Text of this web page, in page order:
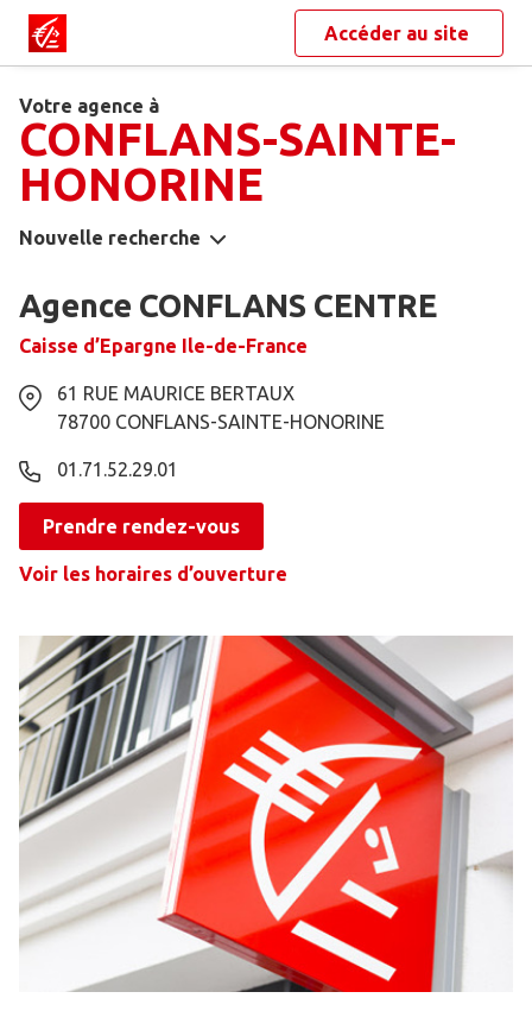
Accéder au site
Votre agence à
CONFLANS-SAINTE-
HONORINE
Nouvelle recherche
Agence CONFLANS CENTRE
Caisse d’Epargne Ile-de-France
61 RUE MAURICE BERTAUX
78700 CONFLANS-SAINTE-HONORINE
01.71.52.29.01
Prendre rendez-vous
Voir les horaires d’ouverture